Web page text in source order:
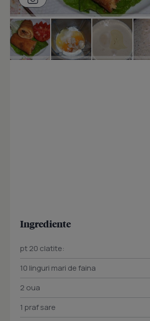
Ingrediente
pt 20 clatite:
10 linguri mari de faina
2 oua
1 praf sare